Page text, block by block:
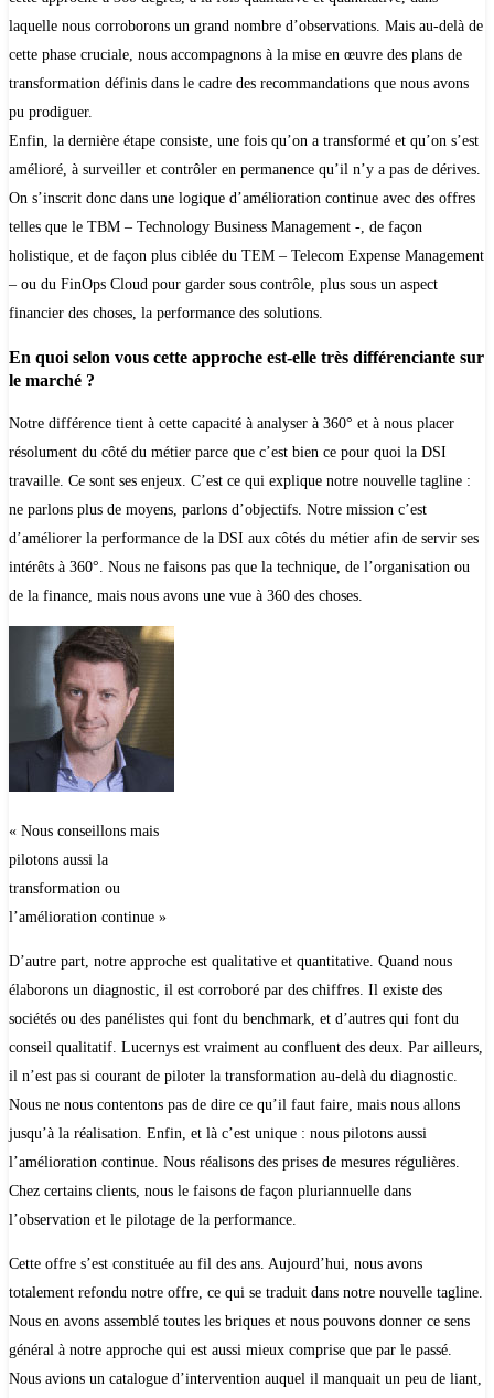
laquelle nous corroborons un grand nombre d’observations. Mais au-delà de
cette phase cruciale, nous accompagnons à la mise en œuvre des plans de
transformation définis dans le cadre des recommandations que nous avons
pu prodiguer.
Enfin, la dernière étape consiste, une fois qu’on a transformé et qu’on s’est
amélioré, à surveiller et contrôler en permanence qu’il n’y a pas de dérives.
On s’inscrit donc dans une logique d’amélioration continue avec des offres
telles que le TBM – Technology Business Management -, de façon
holistique, et de façon plus ciblée du TEM – Telecom Expense Management
– ou du FinOps Cloud pour garder sous contrôle, plus sous un aspect
financier des choses, la performance des solutions.
En quoi selon vous cette approche est-elle très différenciante sur
le marché ?
Notre différence tient à cette capacité à analyser à 360° et à nous placer
résolument du côté du métier parce que c’est bien ce pour quoi la DSI
travaille. Ce sont ses enjeux. C’est ce qui explique notre nouvelle tagline :
ne parlons plus de moyens, parlons d’objectifs. Notre mission c’est
d’améliorer la performance de la DSI aux côtés du métier afin de servir ses
intérêts à 360°. Nous ne faisons pas que la technique, de l’organisation ou
de la finance, mais nous avons une vue à 360 des choses.
« Nous conseillons mais
pilotons aussi la
transformation ou
l’amélioration continue »
D’autre part, notre approche est qualitative et quantitative. Quand nous
élaborons un diagnostic, il est corroboré par des chiffres. Il existe des
sociétés ou des panélistes qui font du benchmark, et d’autres qui font du
conseil qualitatif. Lucernys est vraiment au confluent des deux. Par ailleurs,
il n’est pas si courant de piloter la transformation au-delà du diagnostic.
Nous ne nous contentons pas de dire ce qu’il faut faire, mais nous allons
jusqu’à la réalisation. Enfin, et là c’est unique : nous pilotons aussi
l’amélioration continue. Nous réalisons des prises de mesures régulières.
Chez certains clients, nous le faisons de façon pluriannuelle dans
l’observation et le pilotage de la performance.
Cette offre s’est constituée au fil des ans. Aujourd’hui, nous avons
totalement refondu notre offre, ce qui se traduit dans notre nouvelle tagline.
Nous en avons assemblé toutes les briques et nous pouvons donner ce sens
général à notre approche qui est aussi mieux comprise que par le passé.
Nous avions un catalogue d’intervention auquel il manquait un peu de liant,